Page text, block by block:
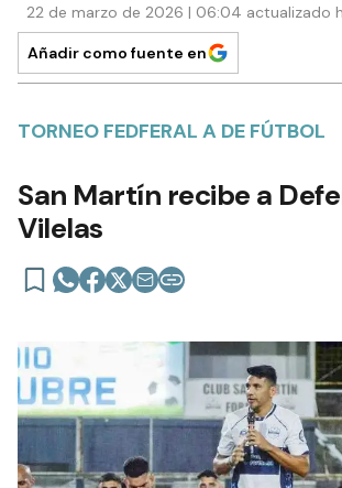
22 de marzo de 2026 | 06:04 actualizado
Añadir como fuente en
TORNEO FEDFERAL A DE FÚTBOL
San Martín recibe a
Vilelas